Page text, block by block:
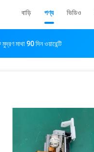
বাড়ি পণ্য ভিডিও
মাথা 90 দিন ওয়ারেন্টি